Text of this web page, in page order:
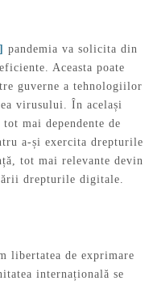
pandemia va solicita din
Aceasta poate
guverne a tehnologiilor
virusului. În același
mai dependente de
a-și exercita drepturile
tot mai relevante devin
drepturile digitale.
libertatea de exprimare
internațională se